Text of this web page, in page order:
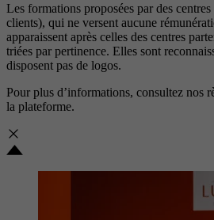
Les formations proposées par des
clients), qui ne versent aucune
apparaissent après celles des centres
triées par pertinence. Elles sont
disposent pas de logos.
Pour plus d’informations, consultez nos
la plateforme.